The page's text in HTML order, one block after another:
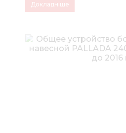
Докладніше